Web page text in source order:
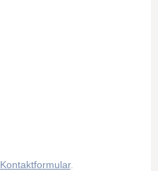
Kontaktformular.